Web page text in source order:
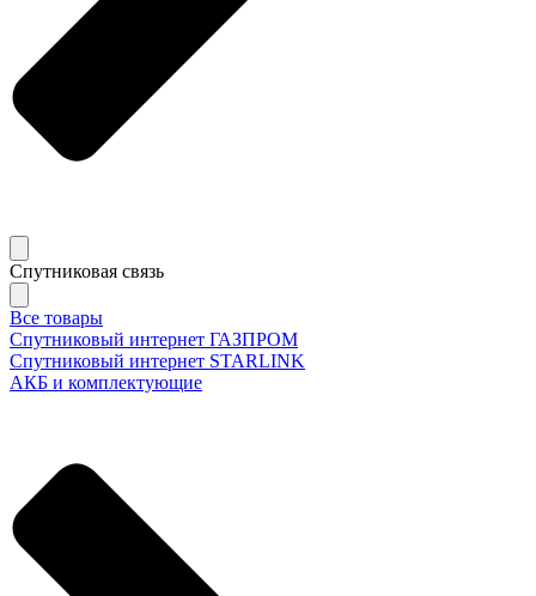
Спутниковая связь
Все товары
Спутниковый интернет ГАЗПРОМ
Спутниковый интернет STARLINK
АКБ и комплектующие